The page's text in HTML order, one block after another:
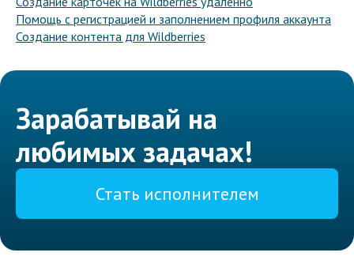
Помощь с регистрацией и заполнением профиля аккаунта
Создание контента для Wildberries
Зарабатывай на
любимых задачах!
Стать исполнителем